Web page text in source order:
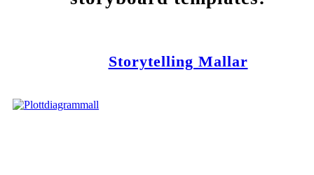
Storytelling Mallar